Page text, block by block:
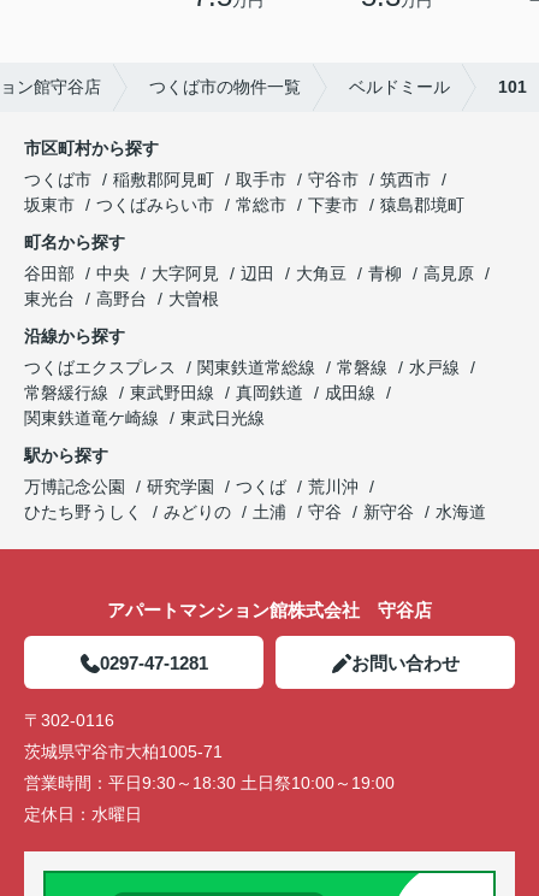
ン館守谷店 つくば市の物件一覧 ベルドミール 101
市区町村から探す
つくば市
稲敷郡阿見町 取手市 守谷市
筑西市
坂東市
つくばみらい市 常総市 下妻市
猿島郡境町
町名から探す
谷田部
中央 大字阿見 辺田 大角豆 青柳
高見原
東光台
高野台
大曽根
沿線から探す
つくばエクスプレス
関東鉄道常総線 常磐線
水戸線
常磐緩行線
東武野田線 真岡鉄道
成田線
関東鉄道竜ケ崎線
東武日光線
駅から探す
万博記念公園
研究学園 つくば
荒川沖
ひたち野うしく
みどりの 土浦 守谷 新守谷 水海道
アパートマンション館株式会社 守谷店
0297-47-1281 お問い合わせ
〒302-0116
茨城県守谷市大柏1005-71
営業時間： 平日9:30～18:30 土日祭10:00～19:00
定休日： 水曜日